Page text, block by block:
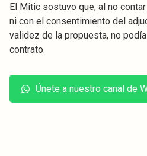
El Mitic sostuvo que, al no
ni con el consentimiento del
validez de la propuesta, no
contrato.
Únete a nuestro canal de